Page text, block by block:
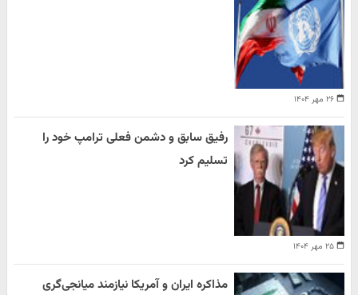
۲۶ مهر ۱۴۰۴
۲۵ مهر ۱۴۰۴
رفیق سابق و دشمن فعلی ترامپ خود را
تسلیم کرد
مذاکره ایران و آمریکا نیازمند میانجی‌گری